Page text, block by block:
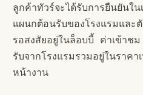
ลูกค้าทัวร์จะได้รับการยืนยันใ
แผนกต้อนรับของโรงแรมและ
รอสงสัยอยู่ในล็อบบี้ ค่าเข้าช
รับจากโรงแรมรวมอยู่ในราค
หน้างาน